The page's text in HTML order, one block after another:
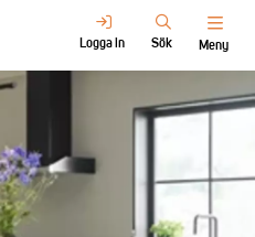
Logga in Sök Meny